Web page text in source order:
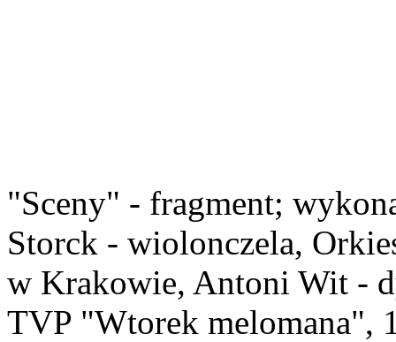
"Sceny" - fragment;
Storck - wiolonczela,
w Krakowie, Antoni Wit -
TVP "Wtorek melomana",